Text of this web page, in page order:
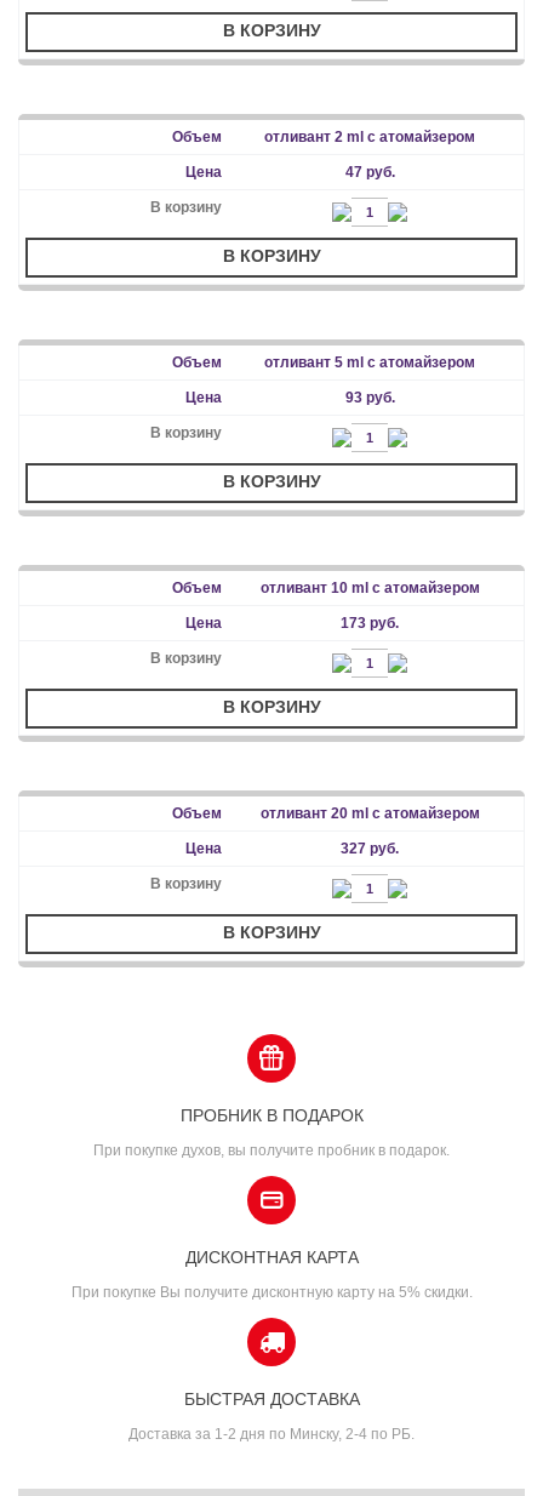
В КОРЗИНУ
отливант 2 ml с атомайзером
47 руб.
В КОРЗИНУ
отливант 5 ml с атомайзером
93 руб.
В КОРЗИНУ
отливант 10 ml с атомайзером
173 руб.
В КОРЗИНУ
отливант 20 ml с атомайзером
327 руб.
В КОРЗИНУ
ПРОБНИК В ПОДАРОК
При покупке духов, вы получите пробник в подарок.
ДИСКОНТНАЯ КАРТА
При покупке Вы получите дисконтную карту на 5% скидки.
БЫСТРАЯ ДОСТАВКА
Доставка за 1-2 дня по Минску, 2-4 по РБ.